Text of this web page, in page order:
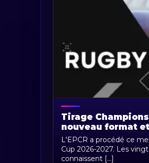
Tirage
nouveau format
L'EPCR a procédé ce
Cup 2026-2027. Les
connaissent [...]